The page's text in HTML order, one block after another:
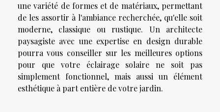
une variété de formes et de matériaux, permettant
de les assortir à l'ambiance recherchée, qu'elle soit
moderne, classique ou rustique. Un architecte
paysagiste avec une expertise en design durable
pourra vous conseiller sur les meilleures options
pour que votre éclairage solaire ne soit pas
simplement fonctionnel, mais aussi un élément
esthétique à part entière de votre jardin.